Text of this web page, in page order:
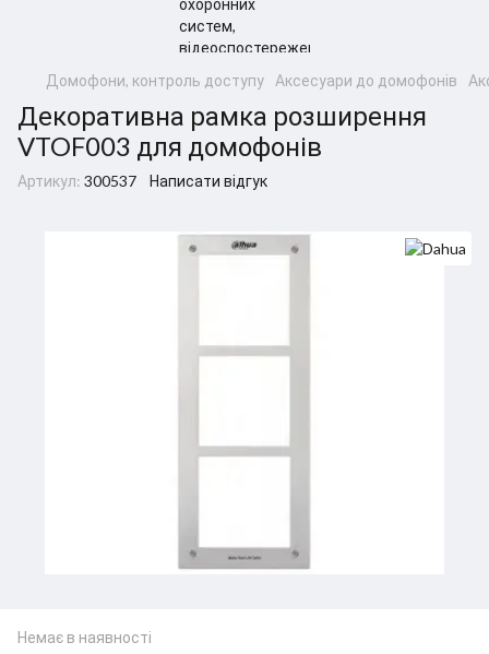
Домофони, контроль доступу Аксесуари до домофонів
Декоративна рамка розширення
VTOF003 для домофонів
Артикул: 300537 Написати відгук
Немає в наявності